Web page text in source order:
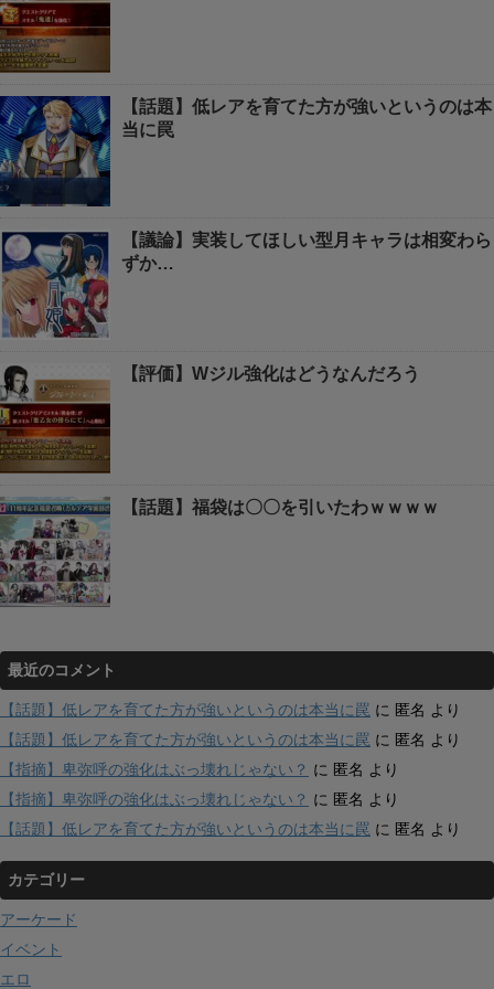
【話題】低レアを育てた方が強いというのは本
当に罠
【議論】実装してほしい型月キャラは相変わら
ずか…
【評価】Wジル強化はどうなんだろう
【話題】福袋は〇〇を引いたわｗｗｗｗ
最近のコメント
【話題】低レアを育てた方が強いというのは本当に罠 に 匿名 より
【話題】低レアを育てた方が強いというのは本当に罠 に 匿名 より
【指摘】卑弥呼の強化はぶっ壊れじゃない？ に 匿名 より
【指摘】卑弥呼の強化はぶっ壊れじゃない？ に 匿名 より
【話題】低レアを育てた方が強いというのは本当に罠 に 匿名 より
カテゴリー
アーケード
イベント
エロ